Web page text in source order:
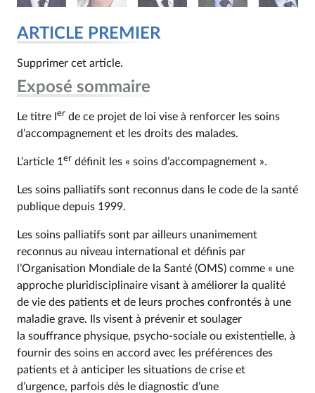
ARTICLE PREMIER
Supprimer cet article.
Exposé sommaire
Le titre I er de ce projet de loi vise à renforcer les soins
d’accompagnement et les droits des malades.
L’article 1 er définit les « soins d’accompagnement ».
Les soins palliatifs sont reconnus dans le code de la santé
publique depuis 1999.
Les soins palliatifs sont par ailleurs unanimement
reconnus au niveau international et définis par
l’Organisation Mondiale de la Santé (OMS) comme « une
approche pluridisciplinaire visant à améliorer la qualité
de vie des patients et de leurs proches confrontés à une
maladie grave. Ils visent à prévenir et soulager
la souffrance physique, psycho-sociale ou existentielle, à
fournir des soins en accord avec les préférences des
patients et à anticiper les situations de crise et
d’urgence, parfois dès le diagnostic d’une